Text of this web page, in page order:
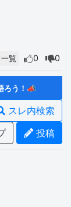
覧 0 0
ろう！📣
スレ内検索
投稿